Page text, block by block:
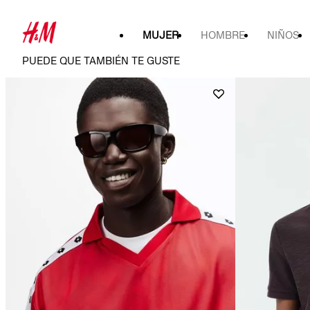
MUJER HOMBRE NIÑOS
PUEDE QUE TAMBIÉN TE GUSTE